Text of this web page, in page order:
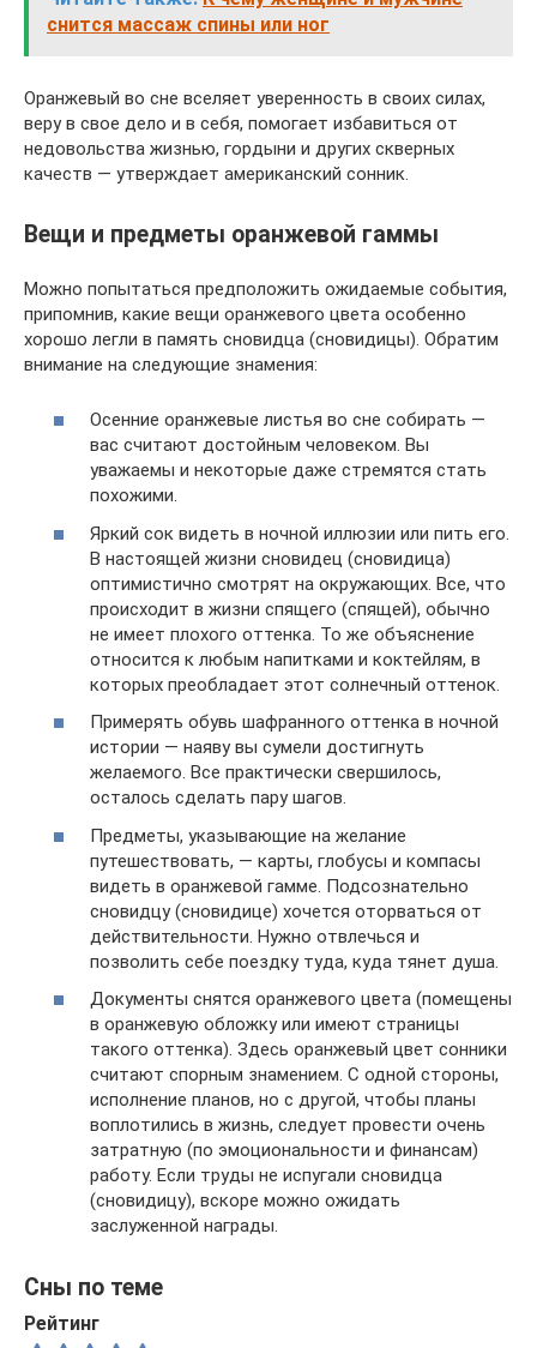
снится массаж спины или ног
Оранжевый во сне вселяет уверенность в своих силах,
веру в свое дело и в себя, помогает избавиться от
недовольства жизнью, гордыни и других скверных
качеств — утверждает американский сонник.
Вещи и предметы оранжевой гаммы
Можно попытаться предположить ожидаемые события,
припомнив, какие вещи оранжевого цвета особенно
хорошо легли в память сновидца (сновидицы). Обратим
внимание на следующие знамения:
Осенние оранжевые листья во сне собирать —
вас считают достойным человеком. Вы
уважаемы и некоторые даже стремятся стать
похожими.
Яркий сок видеть в ночной иллюзии или пить его.
В настоящей жизни сновидец (сновидица)
оптимистично смотрят на окружающих. Все, что
происходит в жизни спящего (спящей), обычно
не имеет плохого оттенка. То же объяснение
относится к любым напитками и коктейлям, в
которых преобладает этот солнечный оттенок.
Примерять обувь шафранного оттенка в ночной
истории — наяву вы сумели достигнуть
желаемого. Все практически свершилось,
осталось сделать пару шагов.
Предметы, указывающие на желание
путешествовать, — карты, глобусы и компасы
видеть в оранжевой гамме. Подсознательно
сновидцу (сновидице) хочется оторваться от
действительности. Нужно отвлечься и
позволить себе поездку туда, куда тянет душа.
Документы снятся оранжевого цвета (помещены
в оранжевую обложку или имеют страницы
такого оттенка). Здесь оранжевый цвет сонники
считают спорным знамением. С одной стороны,
исполнение планов, но с другой, чтобы планы
воплотились в жизнь, следует провести очень
затратную (по эмоциональности и финансам)
работу. Если труды не испугали сновидца
(сновидицу), вскоре можно ожидать
заслуженной награды.
Сны по теме
Рейтинг